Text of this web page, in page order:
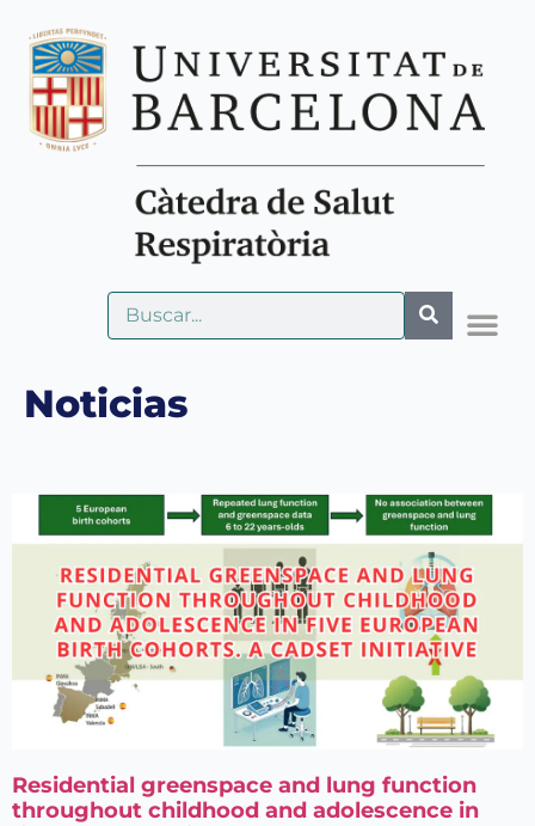
Noticias
Residential greenspace and lung function
throughout childhood and adolescence in